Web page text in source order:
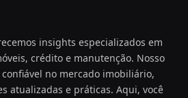
insights especializados em
crédito e manutenção. Nosso
no mercado imobiliário,
atualizadas e práticas. Aqui, você